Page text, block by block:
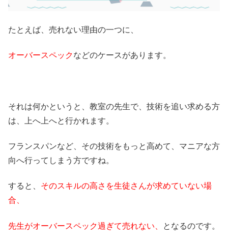
たとえば、売れない理由の一つに、
オーバースペックなどのケースがあります。
それは何かというと、教室の先生で、技術を追い求める方
は、上へ上へと行かれます。
フランスパンなど、その技術をもっと高めて、マニアな方
向へ行ってしまう方ですね。
すると、 そのスキルの高さを生徒さんが求めていない場
合、
先生がオーバースペック過ぎて売れない、 となるのです。